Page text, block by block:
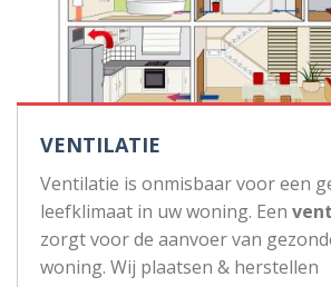
VENTILATIE
Ventilatie is onmisbaar voor een
leefklimaat in uw woning. Een
zorgt voor de aanvoer van
woning. Wij plaatsen & herstellen